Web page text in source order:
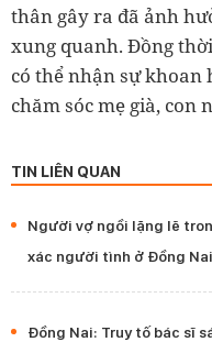
thân gây ra đã ảnh
xung quanh. Đồng
có thể nhận sự khoan
chăm sóc mẹ già, con
TIN LIÊN QUAN
Người vợ ngồi lặng lẽ
xác người tình ở Đồng Nai
Đồng Nai: Truy tố bác sĩ